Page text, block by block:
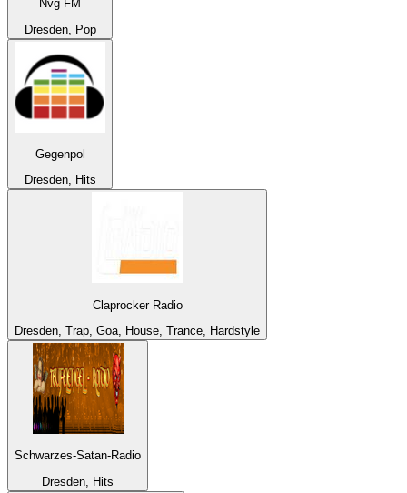
Nvg FM
Dresden, Pop
Gegenpol
Dresden, Hits
Claprocker Radio
Dresden, Trap, Goa, House, Trance, Hardstyle
Schwarzes-Satan-Radio
Dresden, Hits